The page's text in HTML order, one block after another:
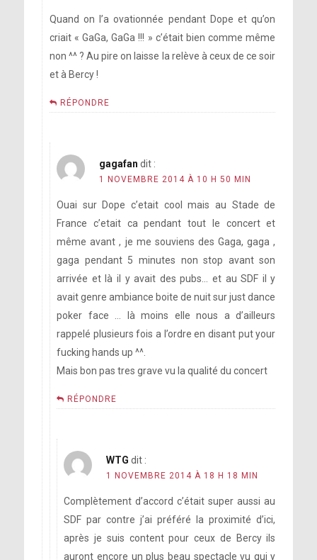
Quand on l’a ovationnée pendant Dope et qu’on
criait « GaGa, GaGa !!! » c’était bien comme même
non ^^ ? Au pire on laisse la relève à ceux de ce soir
et à Bercy !
RÉPONDRE
gagafan dit :
1 NOVEMBRE 2014 À 10 H 50 MIN
Ouai sur Dope c’etait cool mais au Stade de
France c’etait ca pendant tout le concert et
même avant , je me souviens des Gaga, gaga ,
gaga pendant 5 minutes non stop avant son
arrivée et là il y avait des pubs… et au SDF il y
avait genre ambiance boite de nuit sur just dance
poker face … là moins elle nous a d’ailleurs
rappelé plusieurs fois a l’ordre en disant put your
fucking hands up ^^.
Mais bon pas tres grave vu la qualité du concert
RÉPONDRE
WTG dit :
1 NOVEMBRE 2014 À 18 H 18 MIN
Complètement d’accord c’était super aussi au
SDF par contre j’ai préféré la proximité d’ici,
après je suis content pour ceux de Bercy ils
auront encore un plus beau spectacle vu qui y